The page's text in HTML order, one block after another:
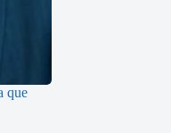
que